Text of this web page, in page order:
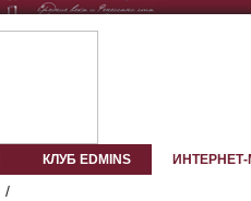
КЛУБ EDMINS